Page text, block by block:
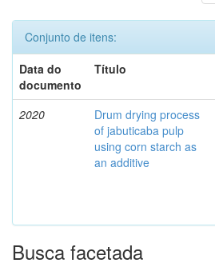
Conjunto de itens:
Data do
documento
Título
2020
Drum drying process
of jabuticaba pulp
using corn starch as
an additive
Busca facetada